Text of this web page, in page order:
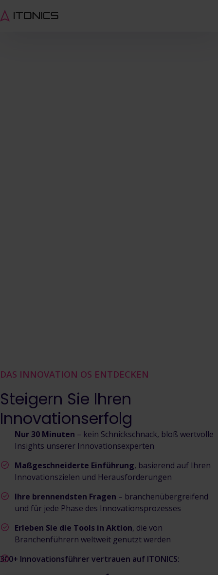
DAS INNOVATION OS ENTDECKEN
Steigern Sie Ihren
Innovationserfolg
Nur 30 Minuten – kein Schnickschnack, bloß wertvolle
Insights unserer Innovationsexperten
Maßgeschneiderte Einführung, basierend auf Ihren
Innovationszielen und Herausforderungen
Ihre brennendsten Fragen – branchenübergreifend
und für jede Phase des Innovationsprozesses
Erleben Sie die Tools in Aktion, die von
Branchenführern weltweit genutzt werden
300+ Innovationsführer vertrauen auf ITONICS: